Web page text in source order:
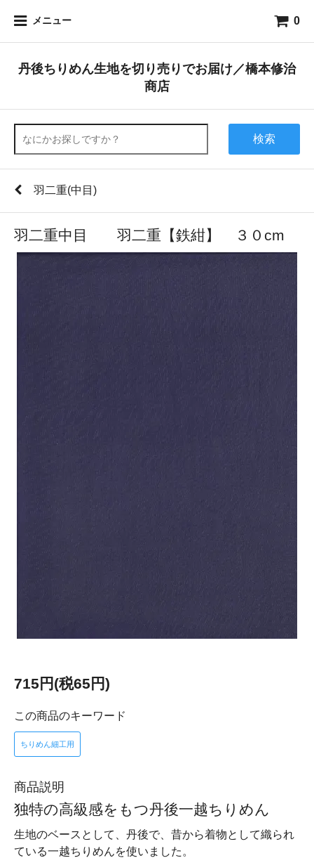
メニュー 0
丹後ちりめん生地を切り売りでお届け／橋本修治
商店
検索
羽二重(中目)
羽二重中目 羽二重【鉄紺】 ３０cm
715円(税65円)
この商品のキーワード
ちりめん細工用
商品説明
独特の高級感をもつ丹後一越ちりめん
生地のベースとして、丹後で、昔から着物として織られ
ている一越ちりめんを使いました。